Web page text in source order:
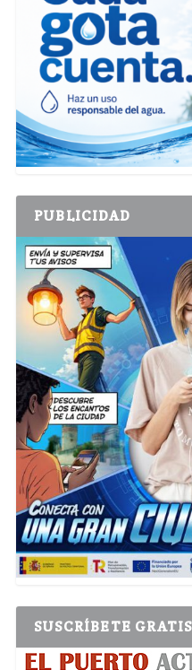
PUBLICIDAD
SUSCRÍBETE GRATIS